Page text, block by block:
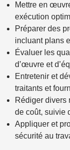
Mettre en
exécution
Préparer des
incluant plans
Évaluer les
d’œuvre et
Entretenir et
traitants et
Rédiger divers
de coût, suivie
Appliquer et
sécurité au